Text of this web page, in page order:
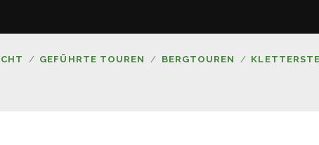
GEFÜHRTE TOUREN BERGTOUREN